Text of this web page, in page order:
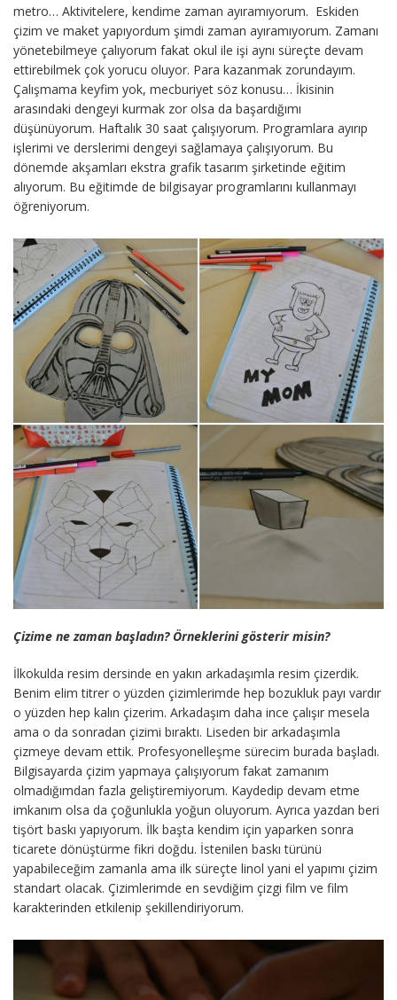
metro… Aktivitelere, kendime zaman ayıramıyorum. Eskiden
çizim ve maket yapıyordum şimdi zaman ayıramıyorum. Zamanı
yönetebilmeye çalıyorum fakat okul ile işi aynı süreçte devam
ettirebilmek çok yorucu oluyor. Para kazanmak zorundayım.
Çalışmama keyfim yok, mecburiyet söz konusu… İkisinin
arasındaki dengeyi kurmak zor olsa da başardığımı
düşünüyorum. Haftalık 30 saat çalışıyorum. Programlara ayırıp
işlerimi ve derslerimi dengeyi sağlamaya çalışıyorum. Bu
dönemde akşamları ekstra grafik tasarım şirketinde eğitim
alıyorum. Bu eğitimde de bilgisayar programlarını kullanmayı
öğreniyorum.
Çizime ne zaman başladın? Örneklerini gösterir misin?
İlkokulda resim dersinde en yakın arkadaşımla resim çizerdik.
Benim elim titrer o yüzden çizimlerimde hep bozukluk payı vardır
o yüzden hep kalın çizerim. Arkadaşım daha ince çalışır mesela
ama o da sonradan çizimi bıraktı. Liseden bir arkadaşımla
çizmeye devam ettik. Profesyonelleşme sürecim burada başladı.
Bilgisayarda çizim yapmaya çalışıyorum fakat zamanım
olmadığımdan fazla geliştiremiyorum. Kaydedip devam etme
imkanım olsa da çoğunlukla yoğun oluyorum. Ayrıca yazdan beri
tişört baskı yapıyorum. İlk başta kendim için yaparken sonra
ticarete dönüştürme fikri doğdu. İstenilen baskı türünü
yapabileceğim zamanla ama ilk süreçte linol yani el yapımı çizim
standart olacak. Çizimlerimde en sevdiğim çizgi film ve film
karakterinden etkilenip şekillendiriyorum.